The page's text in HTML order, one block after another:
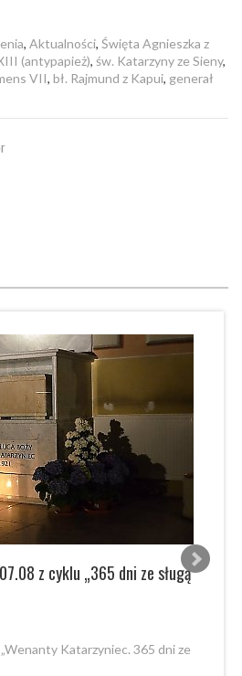
, Aktualności, Święta Agnieszka z
(antypapież), św. Katarzyny ze Sieny,
VII, bł. Rajmund z Kapui, generał
z cyklu „365 dni ze sługą
Katarzyniec. 365 dni ze